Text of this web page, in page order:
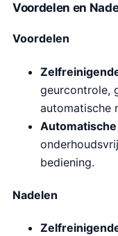
Voordelen en
Voordelen
geurcontrole,
automatische
bediening.
Nadelen